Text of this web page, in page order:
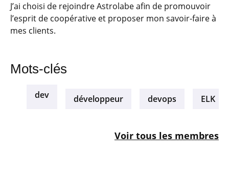
J’ai choisi de rejoindre Astrolabe afin de promouvoir
l’esprit de coopérative et proposer mon savoir-faire à
mes clients.
Mots-clés
dev développeur devops ELK
Voir tous les membres